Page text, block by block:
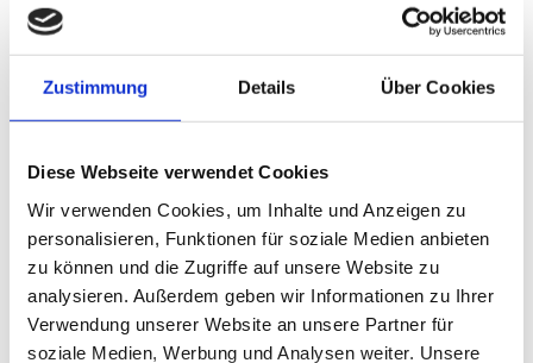
Zustimmung Details Über Cookies
Diese Webseite verwendet Cookies
Wir verwenden Cookies, um Inhalte und Anzeigen zu
personalisieren, Funktionen für soziale Medien anbieten
zu können und die Zugriffe auf unsere Website zu
analysieren. Außerdem geben wir Informationen zu Ihrer
Verwendung unserer Website an unsere Partner für
soziale Medien, Werbung und Analysen weiter. Unsere
Hier finden Sie uns
Werner's Minicar Fahrservice
Am Riethberg 11
99734 Nordhausen
Kontakt
Rufen Sie einfach an unter